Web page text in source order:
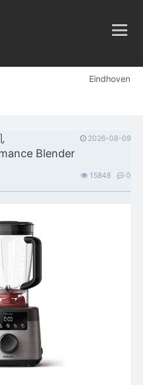
Eindhoven
2026-08-09
Blender
0
15848